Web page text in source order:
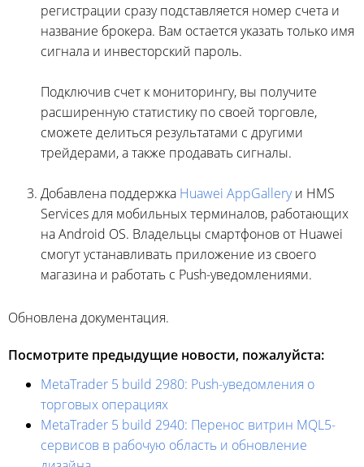
регистрации сразу подставляется номер счета и
название брокера. Вам остается указать только имя
сигнала и инвесторский пароль.
Подключив счет к мониторингу, вы получите
расширенную статистику по своей торговле,
сможете делиться результатами с другими
трейдерами, а также продавать сигналы.
Добавлена поддержка Huawei AppGalleryи HMS
Services для мобильных терминалов, работающих
на Android OS. Владельцы смартфонов от Huawei
смогут устанавливать приложение из своего
магазина и работать с Push-уведомлениями.
Обновлена документация.
Посмотрите предыдущие новости, пожалуйста:
MetaTrader 5 build 2980: Push-уведомления о
торговых операциях
MetaTrader 5 build 2940: Перенос витрин MQL5-
сервисов в рабочую область и обновление